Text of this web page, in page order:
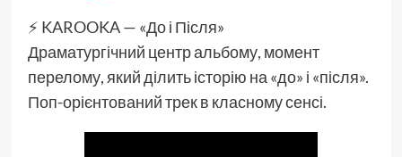
⚡️ KAROOKA — «До і Після»
Драматургічний центр альбому, момент
перелому, який ділить історію на «до» і «після».
Поп-орієнтований трек в класному сенсі.